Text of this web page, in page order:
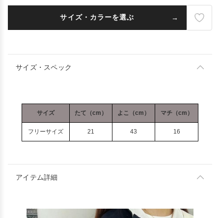
サイズ・カラーを選ぶ
サイズ・スペック
サイズ たて（cm） よこ（cm） マチ（cm）
フリーサイズ 21 43 16
アイテム詳細